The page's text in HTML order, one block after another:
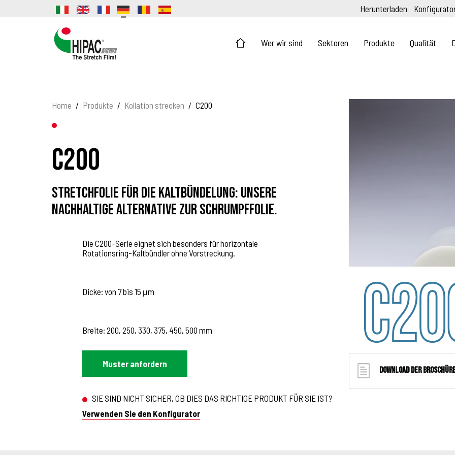
Herunterladen
Wer wir sind Sektoren Produkte Qualität
Home Produkte Kollation strecken C200
C200
Stretchfolie für die Kaltbündelung: unsere
nachhaltige Alternative zur Schrumpffolie.
Die C200-Serie eignet sich besonders für horizontale
Rotationsring-Kaltbündler ohne Vorstreckung.
Dicke: von 7 bis 15 μm
Breite: 200, 250, 330, 375, 450, 500 mm
Muster anfordern
SIE SIND NICHT SICHER, OB DIES DAS RICHTIGE PRODUKT FÜR SIE IST?
Verwenden Sie den Konfigurator
DOWNLOAD DER